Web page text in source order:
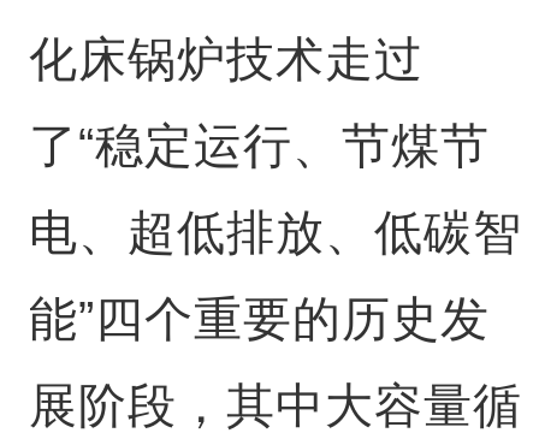
化床锅炉技术走过
了“稳定运行、节煤节
电、超低排放、低碳智
能”四个重要的历史发
展阶段，其中大容量循